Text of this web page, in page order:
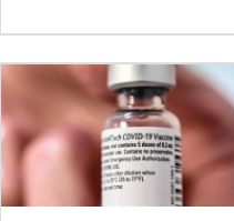
Obrázok